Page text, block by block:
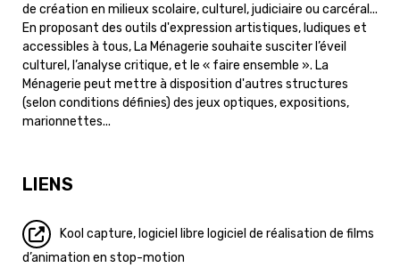
de création en milieux scolaire, culturel, judiciaire ou carcéral...
En proposant des outils d'expression artistiques, ludiques et
accessibles à tous, La Ménagerie souhaite susciter l’éveil
culturel, l’analyse critique, et le « faire ensemble ». La
Ménagerie peut mettre à disposition d'autres structures
(selon conditions définies) des jeux optiques, expositions,
marionnettes...
LIENS
Kool capture, logiciel libre logiciel de réalisation de films
d’animation en stop-motion